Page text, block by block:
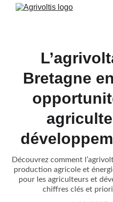
Bretagne
Découvrez comment
production agricole et
pour les agriculteurs et
chiffres clés et